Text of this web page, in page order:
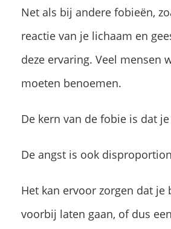
Net als bij andere fobieën,
reactie van je lichaam en
deze ervaring. Veel mensen
moeten benoemen.
De kern van de fobie is dat
De angst is ook
Het kan ervoor zorgen dat
voorbij laten gaan, of dus